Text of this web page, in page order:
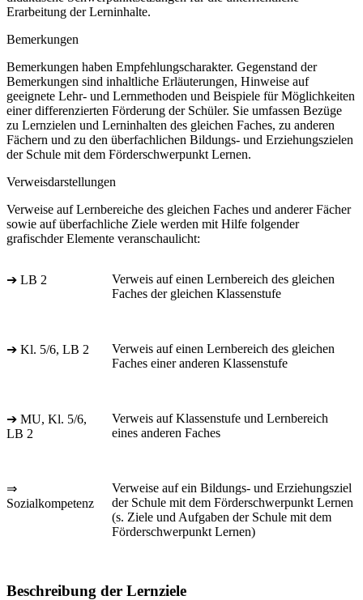
Erarbeitung der Lerninhalte.
Bemerkungen
Bemerkungen haben Empfehlungscharakter. Gegenstand der
Bemerkungen sind inhaltliche Erläuterungen, Hinweise auf
geeignete Lehr- und Lernmethoden und Beispiele für Möglichkeiten
einer differenzierten Förderung der Schüler. Sie umfassen Bezüge
zu Lernzielen und Lerninhalten des gleichen Faches, zu anderen
Fächern und zu den überfachlichen Bildungs- und Erziehungszielen
der Schule mit dem Förderschwerpunkt Lernen.
Verweisdarstellungen
Verweise auf Lernbereiche des gleichen Faches und anderer Fächer
sowie auf überfachliche Ziele werden mit Hilfe folgender
grafischder Elemente veranschaulicht:
➔ LB 2
Verweis auf einen Lernbereich des gleichen
Faches der gleichen Klassenstufe
➔ Kl. 5/6, LB 2
Verweis auf einen Lernbereich des gleichen
Faches einer anderen Klassenstufe
➔ MU, Kl. 5/6,
LB 2
Verweis auf Klassenstufe und Lernbereich
eines anderen Faches
⇒
Sozialkompetenz
Verweise auf ein Bildungs- und Erziehungsziel
der Schule mit dem Förderschwerpunkt Lernen
(s. Ziele und Aufgaben der Schule mit dem
Förderschwerpunkt Lernen)
Beschreibung der Lernziele